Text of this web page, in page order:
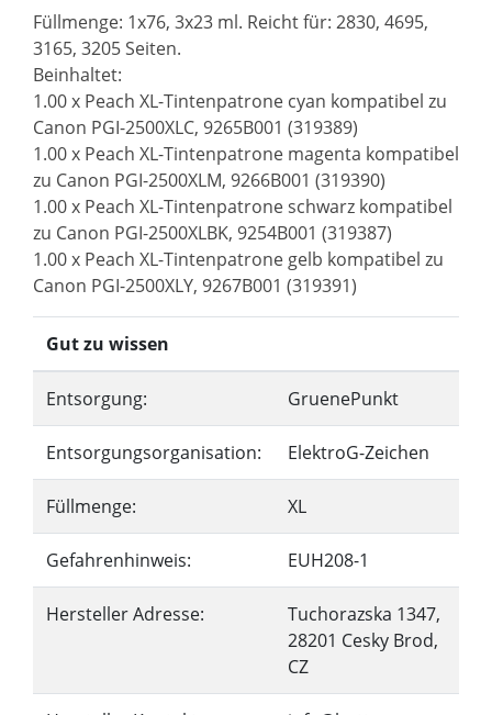
Füllmenge: 1x76, 3x23 ml. Reicht für: 2830, 4695,
3165, 3205 Seiten.
Beinhaltet:
1.00 x Peach XL-Tintenpatrone cyan kompatibel zu
Canon PGI-2500XLC, 9265B001 (319389)
1.00 x Peach XL-Tintenpatrone magenta kompatibel
zu Canon PGI-2500XLM, 9266B001 (319390)
1.00 x Peach XL-Tintenpatrone schwarz kompatibel
zu Canon PGI-2500XLBK, 9254B001 (319387)
1.00 x Peach XL-Tintenpatrone gelb kompatibel zu
Canon PGI-2500XLY, 9267B001 (319391)
Gut zu wissen
Entsorgung: GruenePunkt
Entsorgungsorganisation: ElektroG-Zeichen
Füllmenge: XL
Gefahrenhinweis: EUH208-1
Hersteller Adresse:
Tuchorazska 1347,
28201 Cesky Brod,
CZ